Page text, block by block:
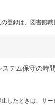
登録は、図書館職
テム保守の時
したときは、サー